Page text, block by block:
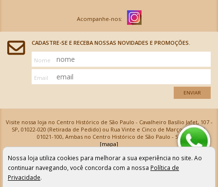
CADASTRE-SE E RECEBA NOSSAS NOVIDADES E PROMOÇÕES.
Nome
Email
ENVIAR
Visite nossa loja no Centro Histórico de São Paulo - Cavalheiro Basílio Jafet, 107 -
SP, 01022-020 (Retirada de Pedido) ou Rua Vinte e Cinco de Março, 576 - SP,
01021-100, Ambas no Centro Histórico de São Paulo - SP
[mapa]
Armarinhos Santa Cecília Ltda | CNPJ: 61.069.639/0001-18
Os preços e as condições de pagamento apresentadas na loja virtual não valem para nossa loja física e
podem sofrer alterações sem aviso prévio. Vendas com cartão de crédito sujeitas a análise e
confirmação de dados.
Nossa loja utiliza cookies para melhorar a sua experiência no site. Ao
continuar navegando, você concorda com a nossa Política de
Privacidade.